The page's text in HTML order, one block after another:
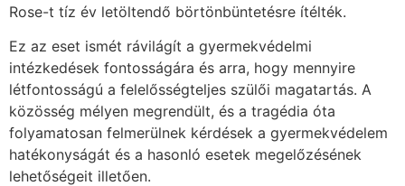
Rose-t tíz év letöltendő börtönbüntetésre ítélték.
Ez az eset ismét rávilágít a gyermekvédelmi
intézkedések fontosságára és arra, hogy mennyire
létfontosságú a felelősségteljes szülői magatartás. A
közösség mélyen megrendült, és a tragédia óta
folyamatosan felmerülnek kérdések a gyermekvédelem
hatékonyságát és a hasonló esetek megelőzésének
lehetőségeit illetően.